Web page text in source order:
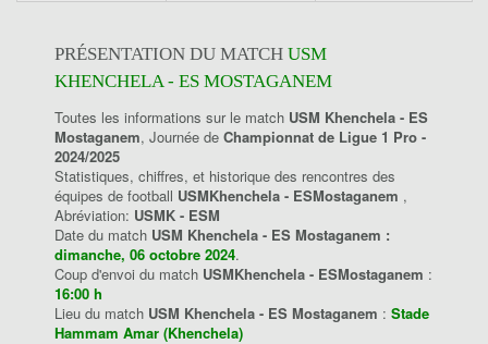
PRÉSENTATION DU MATCH USM
KHENCHELA - ES MOSTAGANEM
Toutes les informations sur le match USM Khenchela - ES
Mostaganem, Journée de Championnat de Ligue 1 Pro -
2024/2025
Statistiques, chiffres, et historique des rencontres des
équipes de football USMKhenchela - ESMostaganem ,
Abréviation: USMK - ESM
Date du match USM Khenchela - ES Mostaganem :
dimanche, 06 octobre 2024.
Coup d'envoi du match USMKhenchela - ESMostaganem :
16:00 h
Lieu du match USM Khenchela - ES Mostaganem : Stade
Hammam Amar (Khenchela)